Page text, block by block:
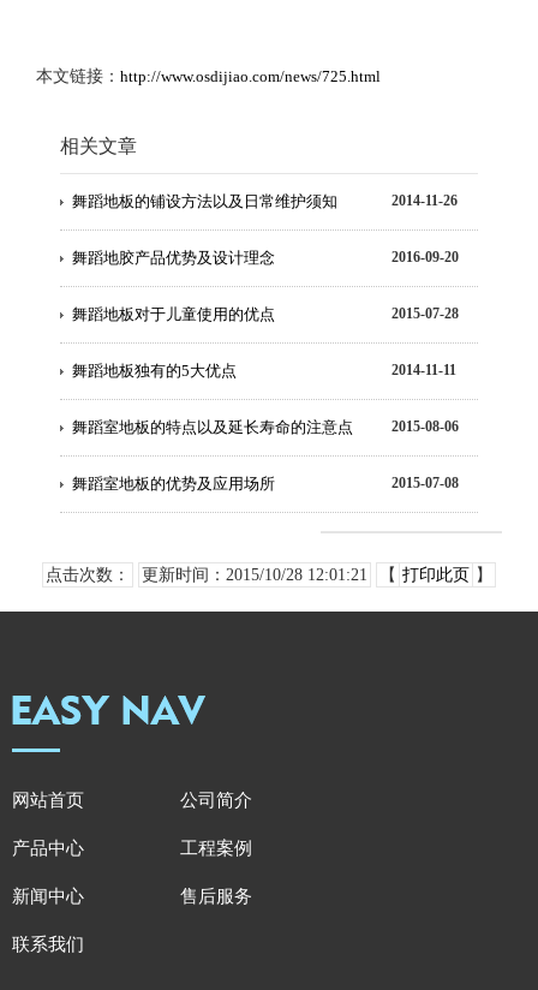
本文链接：http://www.osdijiao.com/news/725.html
相关文章
2014-11-26
舞蹈地板的铺设方法以及日常维护须知
2016-09-20
舞蹈地胶产品优势及设计理念
2015-07-28
舞蹈地板对于儿童使用的优点
2014-11-11
舞蹈地板独有的5大优点
2015-08-06
舞蹈室地板的特点以及延长寿命的注意点
2015-07-08
舞蹈室地板的优势及应用场所
点击次数： 更新时间：2015/10/28 12:01:21 【 打印此页 】
网站首页 公司简介
产品中心 工程案例
新闻中心 售后服务
联系我们